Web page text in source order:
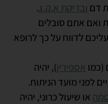
דם ובדיקת א.ק.ג.
ואם אתם סובלים
לדווח על כך לרופא
אספירין), יהיה
לפני מועד הניתוח.
או שיעול כרוני, יהיה